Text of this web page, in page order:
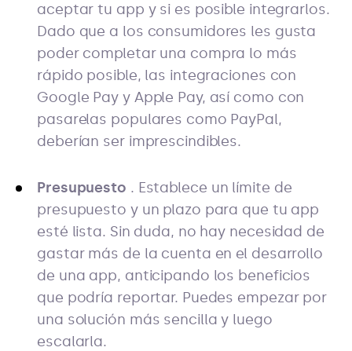
aceptar tu app y si es posible integrarlos.
Dado que a los consumidores les gusta
poder completar una compra lo más
rápido posible, las integraciones con
Google Pay y Apple Pay, así como con
pasarelas populares como PayPal,
deberían ser imprescindibles.
Presupuesto . Establece un límite de
presupuesto y un plazo para que tu app
esté lista. Sin duda, no hay necesidad de
gastar más de la cuenta en el desarrollo
de una app, anticipando los beneficios
que podría reportar. Puedes empezar por
una solución más sencilla y luego
escalarla.